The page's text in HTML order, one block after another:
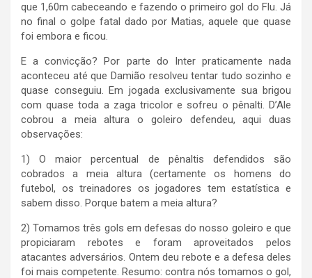
que 1,60m cabeceando e fazendo o primeiro gol do Flu. Já
no final o golpe fatal dado por Matias, aquele que quase
foi embora e ficou.
E a convicção? Por parte do Inter praticamente nada
aconteceu até que Damião resolveu tentar tudo sozinho e
quase conseguiu. Em jogada exclusivamente sua brigou
com quase toda a zaga tricolor e sofreu o pênalti. D’Ale
cobrou a meia altura o goleiro defendeu, aqui duas
observações:
1) O maior percentual de pênaltis defendidos são
cobrados a meia altura (certamente os homens do
futebol, os treinadores os jogadores tem estatística e
sabem disso. Porque batem a meia altura?
2) Tomamos três gols em defesas do nosso goleiro e que
propiciaram rebotes e foram aproveitados pelos
atacantes adversários. Ontem deu rebote e a defesa deles
foi mais competente. Resumo: contra nós tomamos o gol,